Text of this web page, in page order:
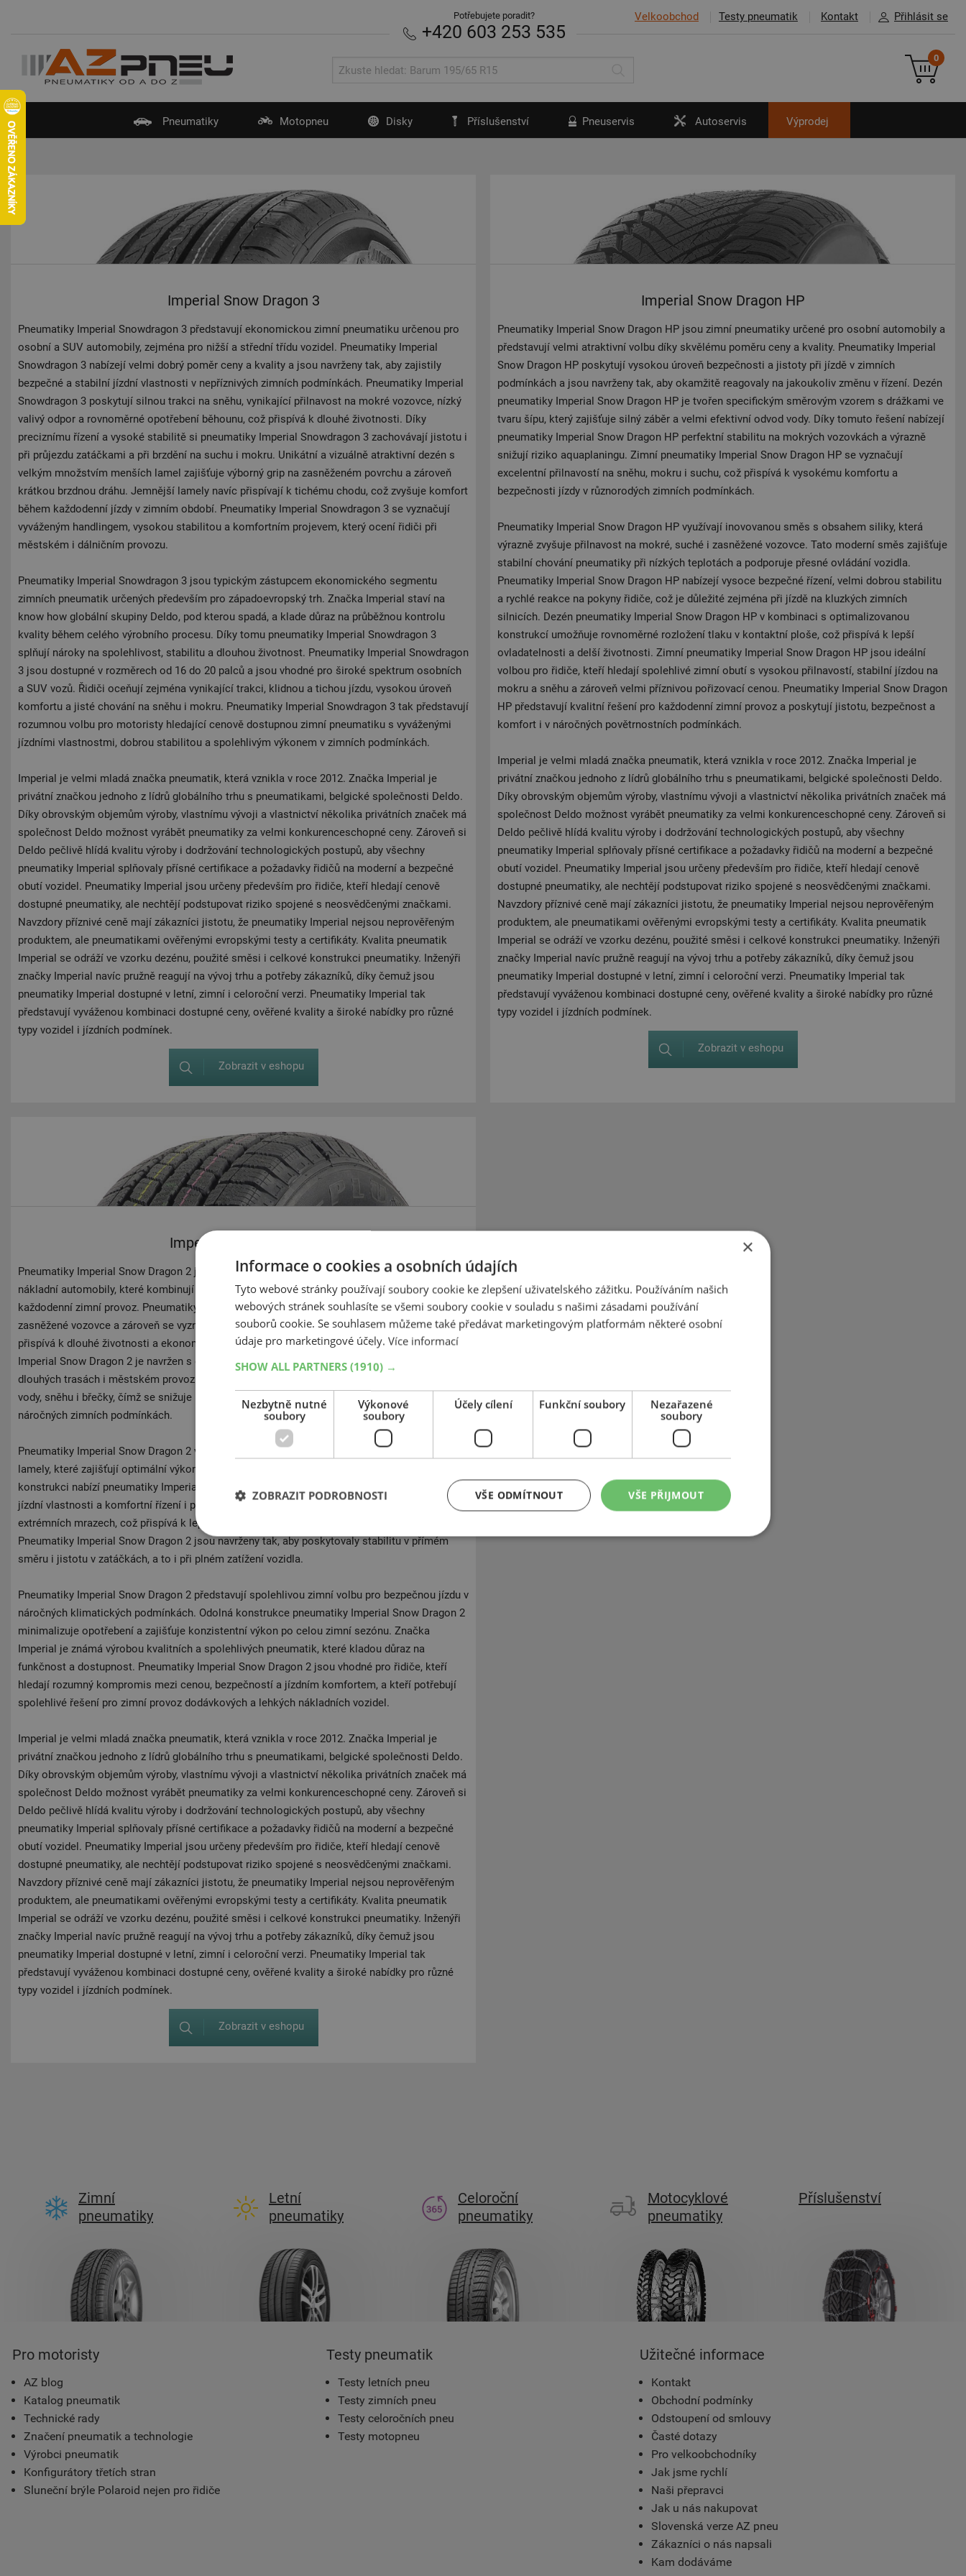
Velkoobchod Testy pneumatik Kontakt Přihlásit se
Potřebujete poradit?
+420 603 253 535
0
Pneumatiky Motopneu Disky Příslušenství Pneuservis Autoservis Výprodej
Imperial Snow Dragon 3
Pneumatiky Imperial Snowdragon 3 představují ekonomickou zimní pneumatiku určenou pro
osobní a SUV automobily, zejména pro nižší a střední třídu vozidel. Pneumatiky Imperial
Snowdragon 3 nabízejí velmi dobrý poměr ceny a kvality a jsou navrženy tak, aby zajistily
bezpečné a stabilní jízdní vlastnosti v nepříznivých zimních podmínkách. Pneumatiky Imperial
Snowdragon 3 poskytují silnou trakci na sněhu, vynikající přilnavost na mokré vozovce, nízký
valivý odpor a rovnoměrné opotřebení běhounu, což přispívá k dlouhé životnosti. Díky
preciznímu řízení a vysoké stabilitě si pneumatiky Imperial Snowdragon 3 zachovávají jistotu i
při průjezdu zatáčkami a při brzdění na suchu i mokru. Unikátní a vizuálně atraktivní dezén s
velkým množstvím menších lamel zajišťuje výborný grip na zasněženém povrchu a zároveň
krátkou brzdnou dráhu. Jemnější lamely navíc přispívají k tichému chodu, což zvyšuje komfort
během každodenní jízdy v zimním období. Pneumatiky Imperial Snowdragon 3 se vyznačují
vyváženým handlingem, vysokou stabilitou a komfortním projevem, který ocení řidiči při
městském i dálničním provozu.
Pneumatiky Imperial Snowdragon 3 jsou typickým zástupcem ekonomického segmentu
zimních pneumatik určených především pro západoevropský trh. Značka Imperial staví na
know how globální skupiny Deldo, pod kterou spadá, a klade důraz na průběžnou kontrolu
kvality během celého výrobního procesu. Díky tomu pneumatiky Imperial Snowdragon 3
splňují nároky na spolehlivost, stabilitu a dlouhou životnost. Pneumatiky Imperial Snowdragon
3 jsou dostupné v rozměrech od 16 do 20 palců a jsou vhodné pro široké spektrum osobních
a SUV vozů. Řidiči oceňují zejména vynikající trakci, klidnou a tichou jízdu, vysokou úroveň
komfortu a jisté chování na sněhu i mokru. Pneumatiky Imperial Snowdragon 3 tak představují
rozumnou volbu pro motoristy hledající cenově dostupnou zimní pneumatiku s vyváženými
jízdními vlastnostmi, dobrou stabilitou a spolehlivým výkonem v zimních podmínkách.
Imperial je velmi mladá značka pneumatik, která vznikla v roce 2012. Značka Imperial je
privátní značkou jednoho z lídrů globálního trhu s pneumatikami, belgické společnosti Deldo.
Díky obrovským objemům výroby, vlastnímu vývoji a vlastnictví několika privátních značek má
společnost Deldo možnost vyrábět pneumatiky za velmi konkurenceschopné ceny. Zároveň si
Deldo pečlivě hlídá kvalitu výroby i dodržování technologických postupů, aby všechny
pneumatiky Imperial splňovaly přísné certifikace a požadavky řidičů na moderní a bezpečné
obutí vozidel. Pneumatiky Imperial jsou určeny především pro řidiče, kteří hledají cenově
dostupné pneumatiky, ale nechtějí podstupovat riziko spojené s neosvědčenými značkami.
Navzdory příznivé ceně mají zákazníci jistotu, že pneumatiky Imperial nejsou neprověřeným
produktem, ale pneumatikami ověřenými evropskými testy a certifikáty. Kvalita pneumatik
Imperial se odráží ve vzorku dezénu, použité směsi i celkové konstrukci pneumatiky. Inženýři
značky Imperial navíc pružně reagují na vývoj trhu a potřeby zákazníků, díky čemuž jsou
pneumatiky Imperial dostupné v letní, zimní i celoroční verzi. Pneumatiky Imperial tak
představují vyváženou kombinaci dostupné ceny, ověřené kvality a široké nabídky pro různé
typy vozidel i jízdních podmínek.
Zobrazit v eshopu
Imperial Snow Dragon HP
Pneumatiky Imperial Snow Dragon HP jsou zimní pneumatiky určené pro osobní automobily a
představují velmi atraktivní volbu díky skvělému poměru ceny a kvality. Pneumatiky Imperial
Snow Dragon HP poskytují vysokou úroveň bezpečnosti a jistoty při jízdě v zimních
podmínkách a jsou navrženy tak, aby okamžitě reagovaly na jakoukoliv změnu v řízení. Dezén
pneumatiky Imperial Snow Dragon HP je tvořen specifickým směrovým vzorem s drážkami ve
tvaru šípu, který zajišťuje silný záběr a velmi efektivní odvod vody. Díky tomuto řešení nabízejí
pneumatiky Imperial Snow Dragon HP perfektní stabilitu na mokrých vozovkách a výrazně
snižují riziko aquaplaningu. Zimní pneumatiky Imperial Snow Dragon HP se vyznačují
excelentní přilnavostí na sněhu, mokru i suchu, což přispívá k vysokému komfortu a
bezpečnosti jízdy v různorodých zimních podmínkách.
Pneumatiky Imperial Snow Dragon HP využívají inovovanou směs s obsahem siliky, která
výrazně zvyšuje přilnavost na mokré, suché i zasněžené vozovce. Tato moderní směs zajišťuje
stabilní chování pneumatiky při nízkých teplotách a podporuje přesné ovládání vozidla.
Pneumatiky Imperial Snow Dragon HP nabízejí vysoce bezpečné řízení, velmi dobrou stabilitu
a rychlé reakce na pokyny řidiče, což je důležité zejména při jízdě na kluzkých zimních
silnicích. Dezén pneumatiky Imperial Snow Dragon HP v kombinaci s optimalizovanou
konstrukcí umožňuje rovnoměrné rozložení tlaku v kontaktní ploše, což přispívá k lepší
ovladatelnosti a delší životnosti. Zimní pneumatiky Imperial Snow Dragon HP jsou ideální
volbou pro řidiče, kteří hledají spolehlivé zimní obutí s vysokou přilnavostí, stabilní jízdou na
mokru a sněhu a zároveň velmi příznivou pořizovací cenou. Pneumatiky Imperial Snow Dragon
HP představují kvalitní řešení pro každodenní zimní provoz a poskytují jistotu, bezpečnost a
komfort i v náročných povětrnostních podmínkách.
Imperial je velmi mladá značka pneumatik, která vznikla v roce 2012. Značka Imperial je
privátní značkou jednoho z lídrů globálního trhu s pneumatikami, belgické společnosti Deldo.
Díky obrovským objemům výroby, vlastnímu vývoji a vlastnictví několika privátních značek má
společnost Deldo možnost vyrábět pneumatiky za velmi konkurenceschopné ceny. Zároveň si
Deldo pečlivě hlídá kvalitu výroby i dodržování technologických postupů, aby všechny
pneumatiky Imperial splňovaly přísné certifikace a požadavky řidičů na moderní a bezpečné
obutí vozidel. Pneumatiky Imperial jsou určeny především pro řidiče, kteří hledají cenově
dostupné pneumatiky, ale nechtějí podstupovat riziko spojené s neosvědčenými značkami.
Navzdory příznivé ceně mají zákazníci jistotu, že pneumatiky Imperial nejsou neprověřeným
produktem, ale pneumatikami ověřenými evropskými testy a certifikáty. Kvalita pneumatik
Imperial se odráží ve vzorku dezénu, použité směsi i celkové konstrukci pneumatiky. Inženýři
značky Imperial navíc pružně reagují na vývoj trhu a potřeby zákazníků, díky čemuž jsou
pneumatiky Imperial dostupné v letní, zimní i celoroční verzi. Pneumatiky Imperial tak
představují vyváženou kombinaci dostupné ceny, ověřené kvality a široké nabídky pro různé
typy vozidel i jízdních podmínek.
Zobrazit v eshopu
Imperial Snowdragon 2
Pneumatiky Imperial Snow Dragon 2 jsou zimní pneumatiky určené pro dodávkové a lehké
nákladní automobily, které kombinují příznivou cenu s praktickými vlastnostmi potřebnými pro
každodenní zimní provoz. Pneumatiky Imperial Snow Dragon 2 poskytují silný záběr na
zasněžené vozovce a zároveň se vyznačují nízkým a rovnoměrným opotřebením běhounu, což
přispívá k dlouhé životnosti a ekonomickému provozu. Specifický design dezénu pneumatiky
Imperial Snow Dragon 2 je navržen s důrazem na tichou a pohodlnou jízdu, což ocení řidiči při
dlouhých trasách i městském provozu. Podélné kanály v dezénu umožňují efektivní odvod
vody, sněhu i břečky, čímž se snižuje riziko aquaplaningu a zvyšuje bezpečnost jízdy v
náročných zimních podmínkách.
Pneumatiky Imperial Snow Dragon 2 využívají ramenní bloky dezénu a specificky uspořádané
lamely, které zajišťují optimální výkon na zasněžených i mokrých vozovkách. Díky této
konstrukci nabízí pneumatiky Imperial Snow Dragon 2 mimořádnou trakci na sněhu, vyvážené
jízdní vlastnosti a komfortní řízení i při nízkých teplotách. Zimní směs zůstává pružná i v
extrémních mrazech, což přispívá k lepší přilnavosti a kratší brzdné dráze na sněhu a ledu.
Pneumatiky Imperial Snow Dragon 2 jsou navrženy tak, aby poskytovaly stabilitu v přímém
směru i jistotu v zatáčkách, a to i při plném zatížení vozidla.
Pneumatiky Imperial Snow Dragon 2 představují spolehlivou zimní volbu pro bezpečnou jízdu v
náročných klimatických podmínkách. Odolná konstrukce pneumatiky Imperial Snow Dragon 2
minimalizuje opotřebení a zajišťuje konzistentní výkon po celou zimní sezónu. Značka
Imperial je známá výrobou kvalitních a spolehlivých pneumatik, které kladou důraz na
funkčnost a dostupnost. Pneumatiky Imperial Snow Dragon 2 jsou vhodné pro řidiče, kteří
hledají rozumný kompromis mezi cenou, bezpečností a jízdním komfortem, a kteří potřebují
spolehlivé řešení pro zimní provoz dodávkových a lehkých nákladních vozidel.
Imperial je velmi mladá značka pneumatik, která vznikla v roce 2012. Značka Imperial je
privátní značkou jednoho z lídrů globálního trhu s pneumatikami, belgické společnosti Deldo.
Díky obrovským objemům výroby, vlastnímu vývoji a vlastnictví několika privátních značek má
společnost Deldo možnost vyrábět pneumatiky za velmi konkurenceschopné ceny. Zároveň si
Deldo pečlivě hlídá kvalitu výroby i dodržování technologických postupů, aby všechny
pneumatiky Imperial splňovaly přísné certifikace a požadavky řidičů na moderní a bezpečné
obutí vozidel. Pneumatiky Imperial jsou určeny především pro řidiče, kteří hledají cenově
dostupné pneumatiky, ale nechtějí podstupovat riziko spojené s neosvědčenými značkami.
Navzdory příznivé ceně mají zákazníci jistotu, že pneumatiky Imperial nejsou neprověřeným
produktem, ale pneumatikami ověřenými evropskými testy a certifikáty. Kvalita pneumatik
Imperial se odráží ve vzorku dezénu, použité směsi i celkové konstrukci pneumatiky. Inženýři
značky Imperial navíc pružně reagují na vývoj trhu a potřeby zákazníků, díky čemuž jsou
pneumatiky Imperial dostupné v letní, zimní i celoroční verzi. Pneumatiky Imperial tak
představují vyváženou kombinaci dostupné ceny, ověřené kvality a široké nabídky pro různé
typy vozidel i jízdních podmínek.
Zobrazit v eshopu
Zimní
pneumatiky
Letní
pneumatiky
Celoroční
pneumatiky
Motocyklové
pneumatiky
Příslušenství
Pro motoristy
AZ blog
Katalog pneumatik
Technické rady
Značení pneumatik a technologie
Výrobci pneumatik
Konfigurátory třetích stran
Sluneční brýle Polaroid nejen pro řidiče
Testy pneumatik
Testy letních pneu
Testy zimních pneu
Testy celoročních pneu
Testy motopneu
Užitečné informace
Kontakt
Obchodní podmínky
Odstoupení od smlouvy
Časté dotazy
Pro velkoobchodníky
Jak jsme rychlí
Naši přepravci
Jak u nás nakupovat
Slovenská verze AZ pneu
Zákazníci o nás napsali
Kam dodáváme
×
Informace o cookies a osobních údajích
Tyto webové stránky používají soubory cookie ke zlepšení uživatelského zážitku. Používáním našich
webových stránek souhlasíte se všemi soubory cookie v souladu s našimi zásadami používání
souborů cookie. Se souhlasem můžeme také předávat marketingovým platformám některé osobní
údaje pro marketingové účely. Více informací
SHOW ALL PARTNERS (1910) →
Nezbytně nutné
soubory
Výkonové
soubory
Účely cílení Funkční soubory
Nezařazené
soubory
VŠE PŘIJMOUT
VŠE ODMÍTNOUT
ZOBRAZIT PODROBNOSTI